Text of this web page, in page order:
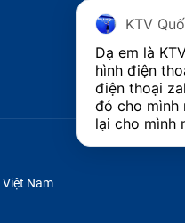
Việt Nam
KTV
Dạ em là
hình điện
điện thoại
đó cho mình
lại cho mình